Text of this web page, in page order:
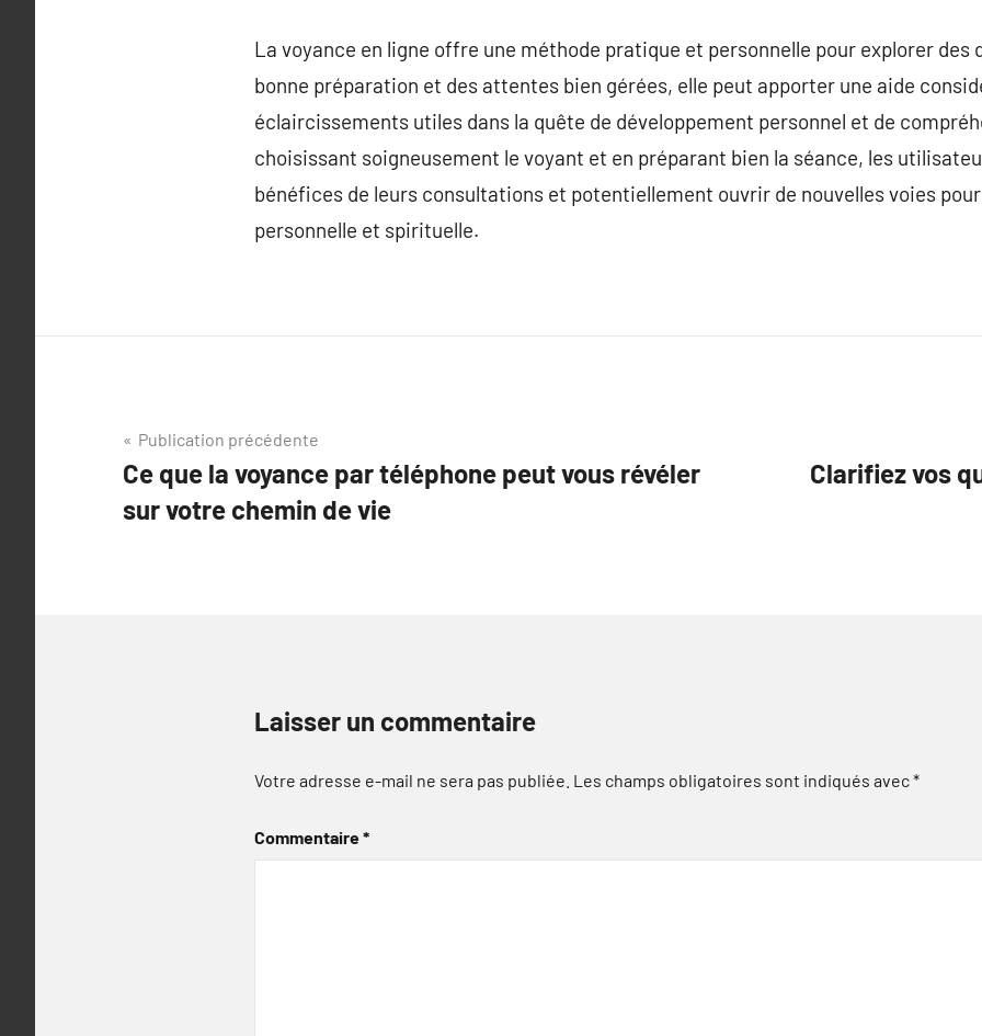
La voyance en ligne offre une méthode pratique et personnelle pour explorer des
bonne préparation et des attentes bien gérées, elle peut apporter une aide
éclaircissements utiles dans la quête de développement personnel et de
choisissant soigneusement le voyant et en préparant bien la séance, les
bénéfices de leurs consultations et potentiellement ouvrir de nouvelles voies
personnelle et spirituelle.
Navigation
de
l’article
Publication précédente
Ce que la voyance par téléphone peut vous révéler
sur votre chemin de vie
Clarifiez vos
Laisser un commentaire
Votre adresse e-mail ne sera pas publiée. Les champs obligatoires sont indiqués avec*
Commentaire*